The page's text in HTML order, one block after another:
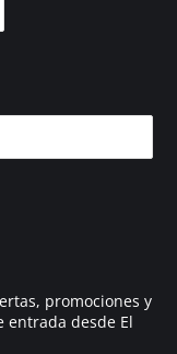
promociones y
entrada desde El